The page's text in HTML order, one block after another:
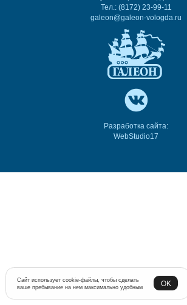
Тел.: (8172) 23-99-11
galeon@galeon-vologda.ru
Разработка сайта:
WebStudio17
Сайт использует cookie-файлы, чтобы сделать
ваше пребывание на нем максимально удобным
OK